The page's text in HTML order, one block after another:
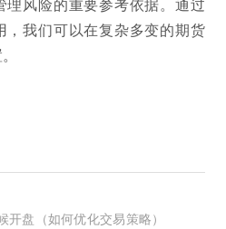
，我们可以在复杂多变的期货
盘（如何优化交易策略）